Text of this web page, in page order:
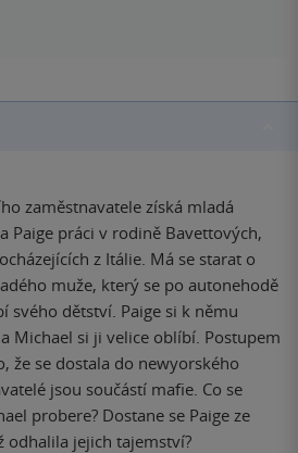
zaměstnavatele získá mladá
Paige práci v rodině Bavettových,
z Itálie. Má se starat o
muže, který se po autonehodě
svého dětství. Paige si k němu
Michael si ji velice oblíbí. Postupem
že se dostala do newyorského
jsou součástí mafie. Co se
probere? Dostane se Paige ze
odhalila jejich tajemství?